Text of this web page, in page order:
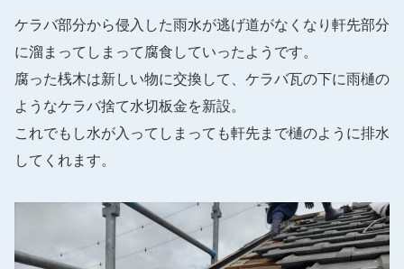
ケラバ部分から侵入した雨水が逃げ道がなくなり軒先部分
に溜まってしまって腐食していったようです。
腐った桟木は新しい物に交換して、ケラバ瓦の下に雨樋の
ようなケラバ捨て水切板金を新設。
これでもし水が入ってしまっても軒先まで樋のように排水
してくれます。